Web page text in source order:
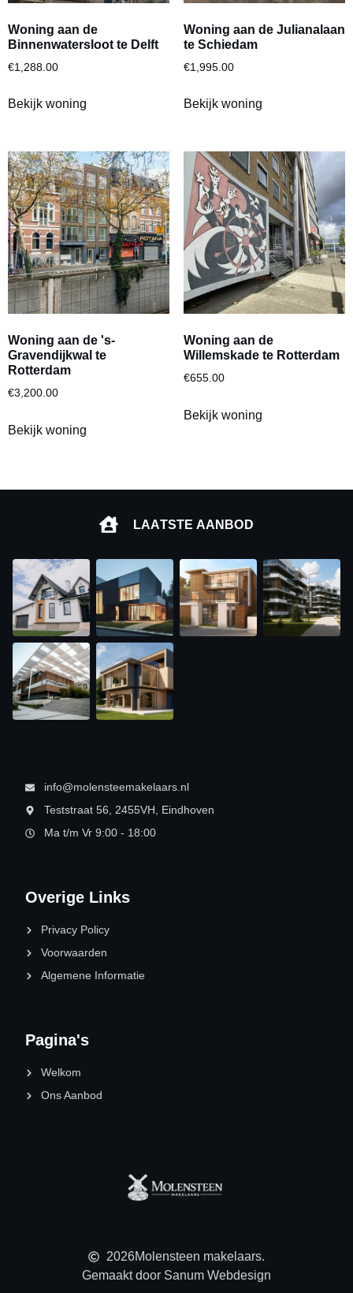
Woning aan de
Binnenwatersloot te Delft
€1,288.00
Bekijk woning
Woning aan de Julianalaan
te Schiedam
€1,995.00
Bekijk woning
Woning aan de 's-
Gravendijkwal te
Rotterdam
€3,200.00
Bekijk woning
Woning aan de
Willemskade te Rotterdam
€655.00
Bekijk woning
LAATSTE AANBOD
2026Molensteen makelaars.
Gemaakt door Sanum Webdesign
Pagina's
Welkom
Ons Aanbod
Overige Links
Privacy Policy
Voorwaarden
Algemene Informatie
info@molensteemakelaars.nl
Teststraat 56, 2455VH, Eindhoven
Ma t/m Vr 9:00 - 18:00